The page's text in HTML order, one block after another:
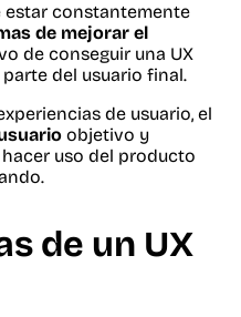
estar constantemente
de mejorar el
de conseguir una UX
del usuario final.
de usuario, el
objetivo y
uso del producto
de un UX